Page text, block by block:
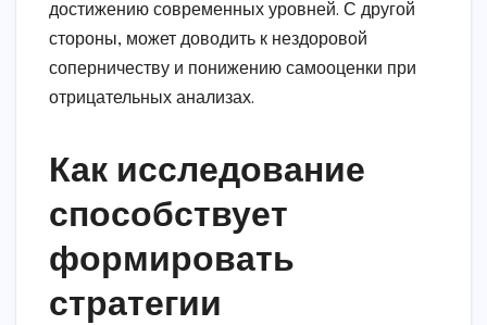
достижению современных уровней. С другой
стороны, может доводить к нездоровой
соперничеству и понижению самооценки при
отрицательных анализах.
Как исследование
способствует
формировать
стратегии